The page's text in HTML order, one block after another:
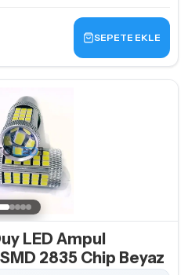
SEPETE EKLE
LED Ampul
2835 Chip Beyaz